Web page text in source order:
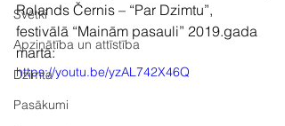
Svētki
Apzinātība un attīstība
Dzimta
Pasākumi
Rolands Černis – “Par Dzimtu”,
festivālā “Mainām pasauli” 2019.gada
martā:
https://youtu.be/yzAL742X46Q